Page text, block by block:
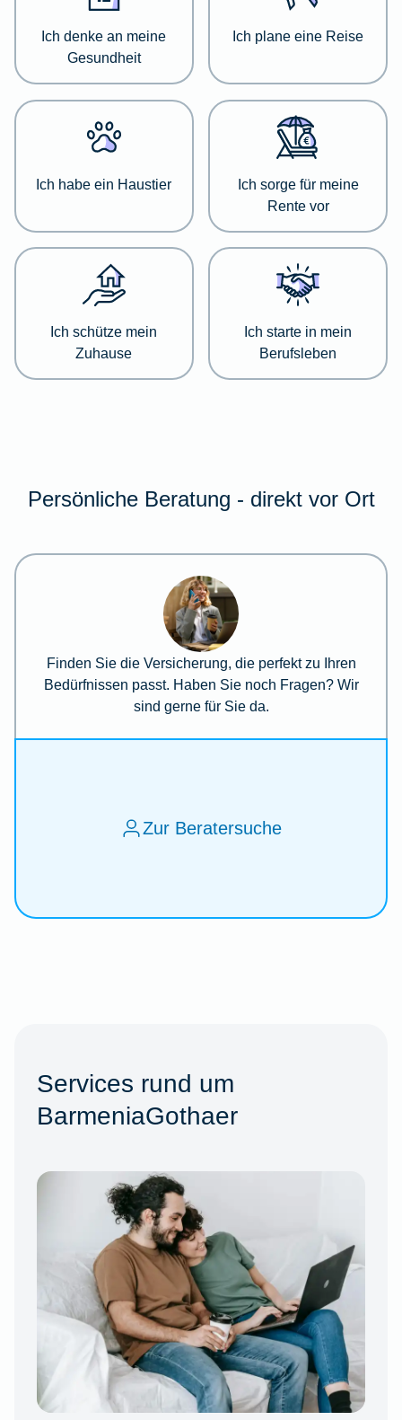
jeweiligen
Kategorie
informieren.
dazu
die
passende
Kategorie
Ich denke an meine
Gesundheit
Ich plane eine Reise
Ich habe ein Haustier
Ich sorge für meine
Rente vor
Ich schütze mein
Zuhause
Ich starte in mein
Berufsleben
Persönliche Beratung - direkt vor Ort
Finden Sie die Versicherung, die perfekt zu Ihren
Bedürfnissen passt. Haben Sie noch Fragen? Wir
sind gerne für Sie da.
Zur Beratersuche
Services rund um
BarmeniaGothaer